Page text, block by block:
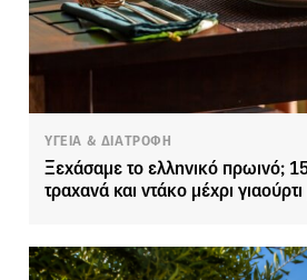
ΥΓΕΙΑ & ΔΙΑΤΡΟΦΗ
Ξεχάσαμε το ελληνικό πρωινό;
τραχανά και ντάκο μέχρι γιαούρτι